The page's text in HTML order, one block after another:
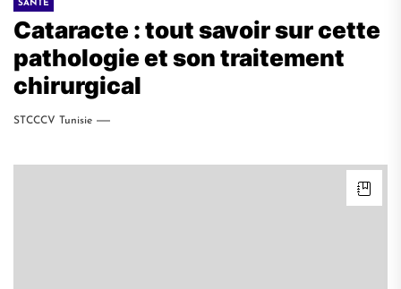
SANTÉ
Cataracte : tout savoir sur cette
pathologie et son traitement
chirurgical
STCCCV Tunisie